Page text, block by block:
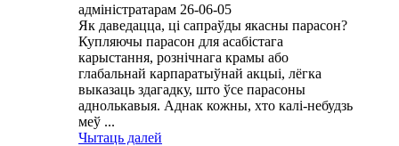
адміністратарам 26-06-05
Як даведацца, ці сапраўды якасны парасон?
Купляючы парасон для асабістага
карыстання, рознічнага крамы або
глабальнай карпаратыўнай акцыі, лёгка
выказаць здагадку, што ўсе парасоны
аднолькавыя. Аднак кожны, хто калі-небудзь
меў ...
Чытаць далей